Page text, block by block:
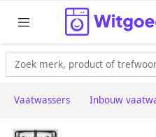
Vaatwassers Inbouw